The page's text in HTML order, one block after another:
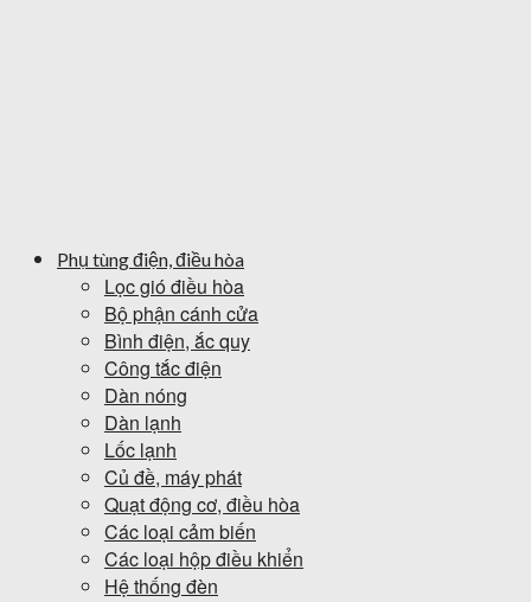
Phụ tùng điện, điều hòa
Lọc gió điều hòa
Bộ phận cánh cửa
Bình điện, ắc quy
Công tắc điện
Dàn nóng
Dàn lạnh
Lốc lạnh
Củ đề, máy phát
Quạt động cơ, điều hòa
Các loại cảm biến
Các loại hộp điều khiển
Hệ thống đèn